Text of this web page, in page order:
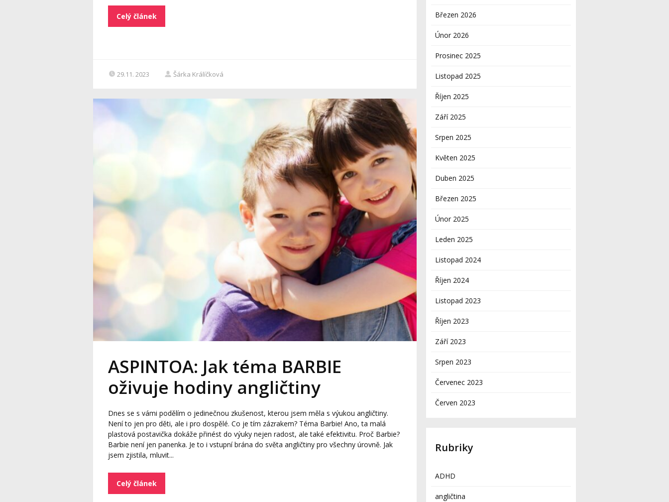
Celý článek
29.11. 2023 Šárka Králíčková
ASPINTOA: Jak téma BARBIE
oživuje hodiny angličtiny
Dnes se s vámi podělím o jedinečnou zkušenost, kterou jsem měla s výukou angličtiny.
Není to jen pro děti, ale i pro dospělé. Co je tím zázrakem? Téma Barbie! Ano, ta malá
plastová postavička dokáže přinést do výuky nejen radost, ale také efektivitu. Proč Barbie?
Barbie není jen panenka. Je to i vstupní brána do světa angličtiny pro všechny úrovně. Jak
jsem zjistila, mluvit...
Celý článek
Březen 2026
Únor 2026
Prosinec 2025
Listopad 2025
Říjen 2025
Září 2025
Srpen 2025
Květen 2025
Duben 2025
Březen 2025
Únor 2025
Leden 2025
Listopad 2024
Říjen 2024
Listopad 2023
Říjen 2023
Září 2023
Srpen 2023
Červenec 2023
Červen 2023
Rubriky
ADHD
angličtina